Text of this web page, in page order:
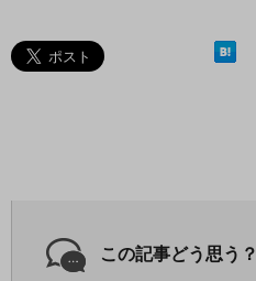
この記事どう思う？